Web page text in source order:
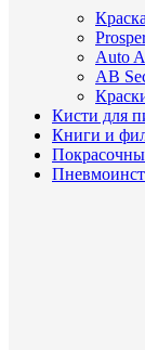
Auto
AB
Кисти для
Книги и